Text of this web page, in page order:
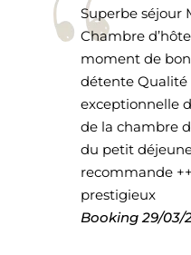
Superbe séjour
Chambre
moment de
détente Qualité
exceptionnelle
de la chambre
du petit
recommande
prestigieux
Booking 29/03/